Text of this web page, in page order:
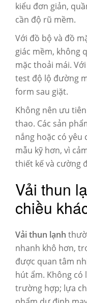
kiểu đơn giản,
cần độ rũ mềm.
Với đồ bộ và đồ
giác mềm, không
mặc thoải mái.
test độ lộ đường
form sau giặt.
Không nên ưu
thao. Các sản
nắng hoặc có
mẫu kỹ hơn, vì
thiết kế và cường
Vải thun
chiều
Vải thun lạnh
nhanh khô hơn,
được quan tâm
hút ẩm. Không
trường hợp; lựa